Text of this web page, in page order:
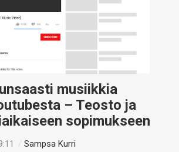
musiikkia
– Teosto ja
sopimukseen
/Sampsa Kurri